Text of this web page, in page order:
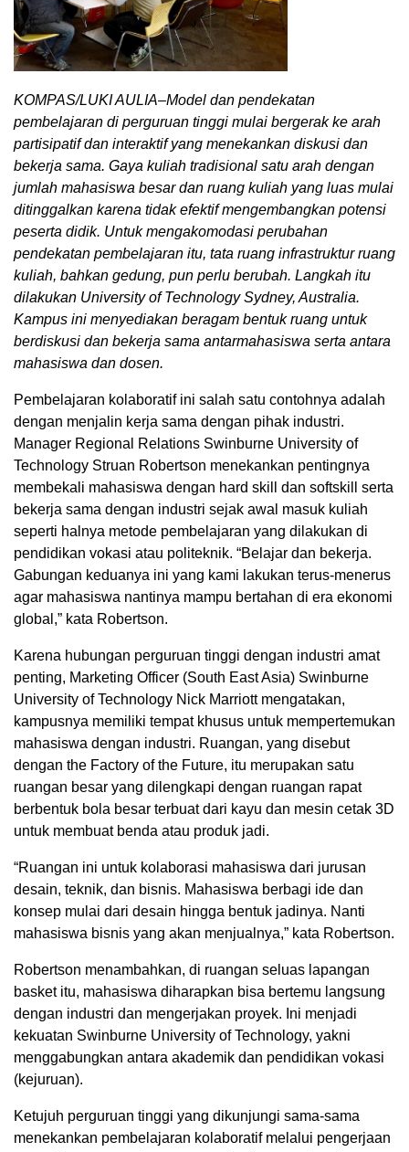
KOMPAS/LUKI AULIA–Model dan pendekatan
pembelajaran di perguruan tinggi mulai bergerak ke arah
partisipatif dan interaktif yang menekankan diskusi dan
bekerja sama. Gaya kuliah tradisional satu arah dengan
jumlah mahasiswa besar dan ruang kuliah yang luas mulai
ditinggalkan karena tidak efektif mengembangkan potensi
peserta didik. Untuk mengakomodasi perubahan
pendekatan pembelajaran itu, tata ruang infrastruktur ruang
kuliah, bahkan gedung, pun perlu berubah. Langkah itu
dilakukan University of Technology Sydney, Australia.
Kampus ini menyediakan beragam bentuk ruang untuk
berdiskusi dan bekerja sama antarmahasiswa serta antara
mahasiswa dan dosen.
Pembelajaran kolaboratif ini salah satu contohnya adalah
dengan menjalin kerja sama dengan pihak industri.
Manager Regional Relations Swinburne University of
Technology Struan Robertson menekankan pentingnya
membekali mahasiswa dengan hard skill dan softskill serta
bekerja sama dengan industri sejak awal masuk kuliah
seperti halnya metode pembelajaran yang dilakukan di
pendidikan vokasi atau politeknik. “Belajar dan bekerja.
Gabungan keduanya ini yang kami lakukan terus-menerus
agar mahasiswa nantinya mampu bertahan di era ekonomi
global,” kata Robertson.
Karena hubungan perguruan tinggi dengan industri amat
penting, Marketing Officer (South East Asia) Swinburne
University of Technology Nick Marriott mengatakan,
kampusnya memiliki tempat khusus untuk mempertemukan
mahasiswa dengan industri. Ruangan, yang disebut
dengan the Factory of the Future, itu merupakan satu
ruangan besar yang dilengkapi dengan ruangan rapat
berbentuk bola besar terbuat dari kayu dan mesin cetak 3D
untuk membuat benda atau produk jadi.
“Ruangan ini untuk kolaborasi mahasiswa dari jurusan
desain, teknik, dan bisnis. Mahasiswa berbagi ide dan
konsep mulai dari desain hingga bentuk jadinya. Nanti
mahasiswa bisnis yang akan menjualnya,” kata Robertson.
Robertson menambahkan, di ruangan seluas lapangan
basket itu, mahasiswa diharapkan bisa bertemu langsung
dengan industri dan mengerjakan proyek. Ini menjadi
kekuatan Swinburne University of Technology, yakni
menggabungkan antara akademik dan pendidikan vokasi
(kejuruan).
Ketujuh perguruan tinggi yang dikunjungi sama-sama
menekankan pembelajaran kolaboratif melalui pengerjaan